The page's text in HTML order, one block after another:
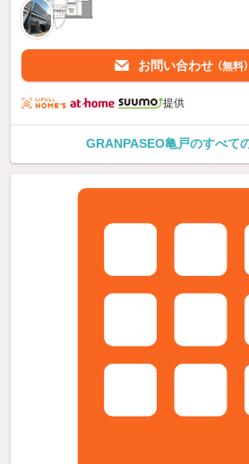
お問い合わせ （無料）
提供
GRANPASEO亀戸のすべて